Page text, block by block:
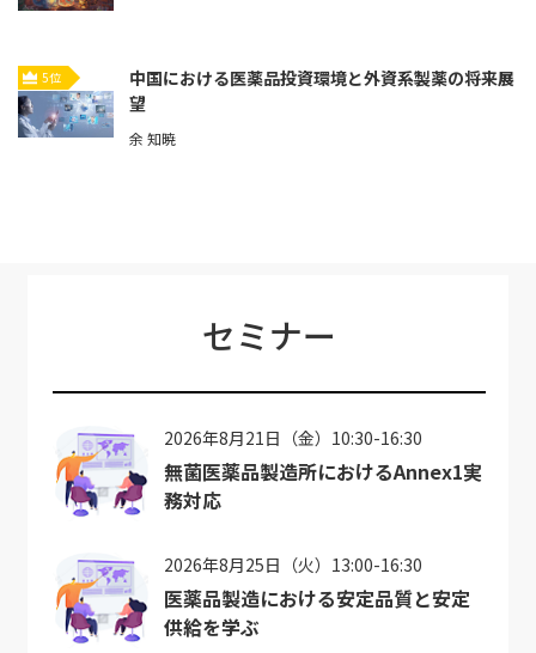
5位
中国における医薬品投資環境と外資系製薬の将来展
望
余 知暁
セミナー
2026年8月21日（金）10:30-16:30
無菌医薬品製造所におけるAnnex1実
務対応
2026年8月25日（火）13:00-16:30
医薬品製造における安定品質と安定
供給を学ぶ